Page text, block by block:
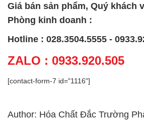
Giá bán sản phẩm, Quý khách
Phòng kinh doanh :
Hotline : 028.3504.5555 -
ZALO : 0933.920.505
[contact-form-7 id="1116"]
Author: Hóa Chất Đắc Trường